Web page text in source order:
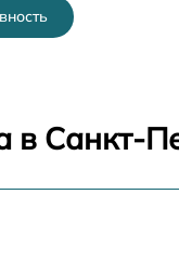
в Санкт-